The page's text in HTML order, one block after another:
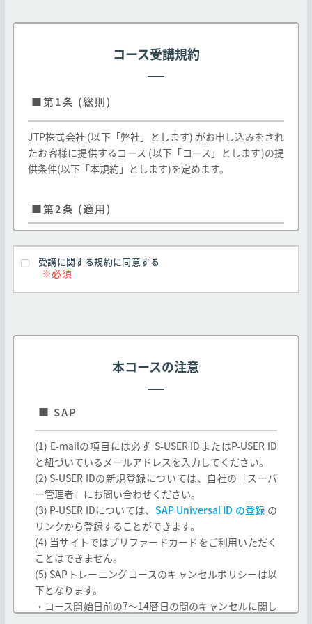
コース受講規約
■第1条 (総則)
JTP株式会社 (以下「弊社」とします) がお申し込みをされ
たお客様に提供するコース (以下「コース」とします)の提
供条件(以下「本規約」とします)を定めます。
■第2条 (適用)
弊社のお客様に対する弊社コースの提供はお客様
が本規約のすべての条項に同意することを条件と
します
載されるコース及び、弊社教育パンフレット等に
ンフレット等に掲載されたコースであっても、以
下各号に定めるコースの取り扱いについては以下
一社研修としてのみ提供されるコースは弊社と
お客様間で別途締結する契約に基づき提供され
るものとし、本規約は適用されません。
弊社以外の第三者が提供し、弊社が受講の取次
のみを行う(以下「他社開催」とします、また当
該第三者を「他社」とします)コースは、本規約
と他社の定める契約条件の両方が適用されるも
のとします。但し、本規約と他社の定める契約
条件が異なる場合は他社の契約条件が本規約に
優先して適用されます。
弊社は、お客様の承諾なく、弊社の判断で本規
約を変更できるものとします。なお、この場合
受講に関する規約に同意する
本コースの注意
■ SAP
(1) E-mailの項目には必ず S-USER IDまたはP-USER ID
と紐づいているメールアドレスを入力してください。
(2) S-USER IDの新規登録については、自社の「スーパ
ー管理者」にお問い合わせください。
(3) P-USER IDについては、 SAP Universal ID の登録 の
リンクから登録することができます。
(4) 当サイトではプリファードカードをご利用いただく
ことはできません。
(5) SAPトレーニングコースのキャンセルポリシーは以
下となります。
・コース開始日前の7～14暦日の間のキャンセルに関し